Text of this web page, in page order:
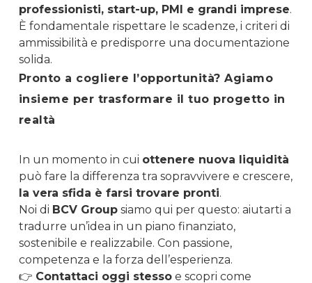
professionisti, start-up, PMI e grandi imprese.
È fondamentale rispettare le scadenze, i criteri di
ammissibilità e predisporre una documentazione
solida.
Pronto a cogliere l’opportunità? Agiamo
insieme per trasformare il tuo progetto in
realtà
In un momento in cui ottenere nuova liquidità
può fare la differenza tra sopravvivere e crescere,
la vera sfida è farsi trovare pronti.
Noi di BCV Groupsiamo qui per questo: aiutarti a
tradurre un’idea in un piano finanziato,
sostenibile e realizzabile. Con passione,
competenza e la forza dell’esperienza.
👉 Contattaci oggi stessoe scopri come